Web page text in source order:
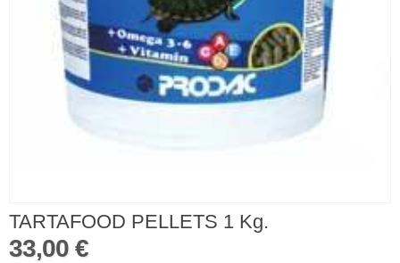
TARTAFOOD PELLETS 1 Kg.
33,00 €